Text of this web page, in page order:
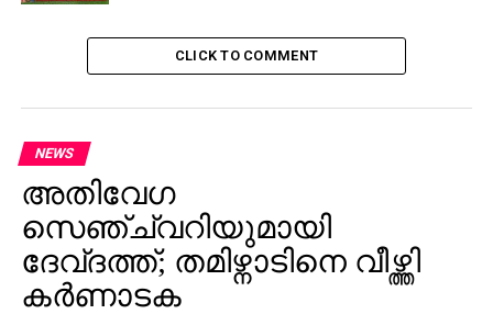
അംഗത്തിന്റെ വരവോടെ സന്തോഷവാനായ മെസി
ഇന്നലെ പരിശീലനത്തില്‍ സജീവമായിരുന്നു. കൂട്ടിന്
ടീമിനെ നയിക്കുന്നത്.
RELATED TOPICS: SPORTS
UP NEXT
സെവിയ്യയോട് തോറ്റു; മാഞ്ചസ്റ്റര്‍
യുണൈറ്റഡ് ചാമ്പ്യന്‍സ് ലീഗ് ക്വാര്‍ട്ടര്‍
CLICK TO COMMENT
NEWS
അതിവേഗ
സെഞ്ച്വറിയുമായി
ദേവ്ദത്ത്; തമിഴ്നാടിനെ വീഴ്ത്തി
കര്‍ണാടക